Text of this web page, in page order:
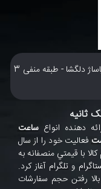
نشانی : بازار تهران - خیابان پانزده خرداد - پاساژ دلگشا - طبقه منفی 3
ثانیه
دهنده انواعساعت
فعاليت خود را از سال
با قيمتي منصفانه به
و تلگرام آغاز کرد.
رفتن حجم سفارشات